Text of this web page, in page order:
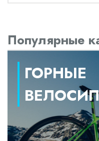
Популярные
ГОРНЫЕ